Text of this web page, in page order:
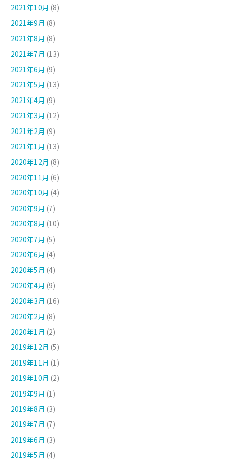
2021年10月 (8)
2021年9月 (8)
2021年8月 (8)
2021年7月 (13)
2021年6月 (9)
2021年5月 (13)
2021年4月 (9)
2021年3月 (12)
2021年2月 (9)
2021年1月 (13)
2020年12月 (8)
2020年11月 (6)
2020年10月 (4)
2020年9月 (7)
2020年8月 (10)
2020年7月 (5)
2020年6月 (4)
2020年5月 (4)
2020年4月 (9)
2020年3月 (16)
2020年2月 (8)
2020年1月 (2)
2019年12月 (5)
2019年11月 (1)
2019年10月 (2)
2019年9月 (1)
2019年8月 (3)
2019年7月 (7)
2019年6月 (3)
2019年5月 (4)